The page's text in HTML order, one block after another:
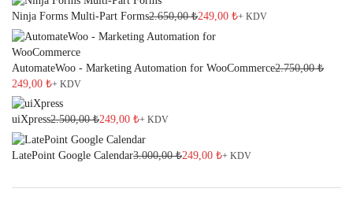
Ninja Forms Multi-Part Forms2.650,00₺249,00 ₺+ KDV
AutomateWoo - Marketing Automation for WooCommerce2.750,00₺
249,00 ₺+ KDV
uiXpress2.500,00₺249,00 ₺+ KDV
LatePoint Google Calendar3.000,00₺249,00 ₺+ KDV